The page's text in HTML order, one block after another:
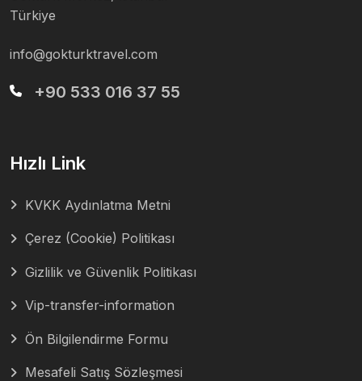
Türkiye
info@gokturktravel.com
+90 533 016 37 55
Hızlı Link
KVKK Aydınlatma Metni
Çerez (Cookie) Politikası
Gizlilik ve Güvenlik Politikası
Vip-transfer-information
Ön Bilgilendirme Formu
Mesafeli Satış Sözleşmesi